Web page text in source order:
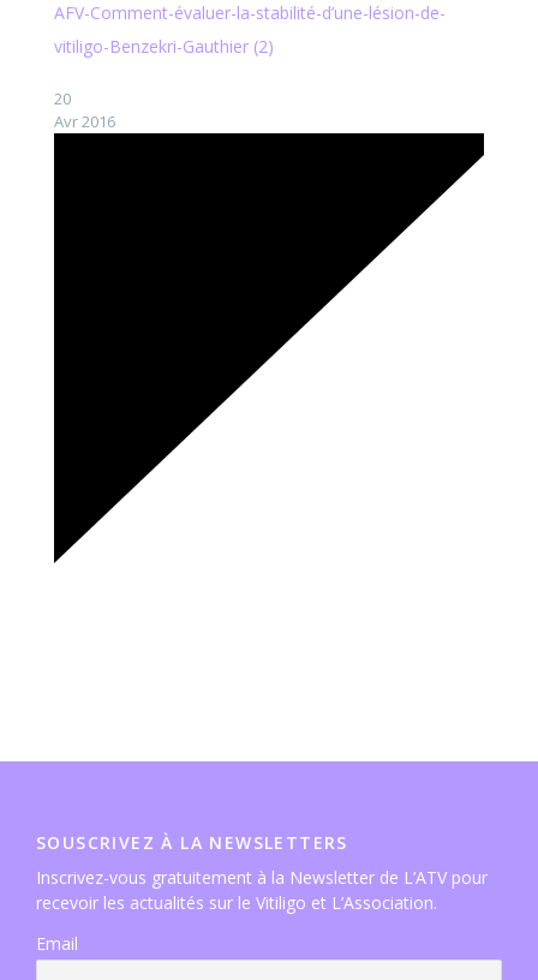
AFV-Comment-évaluer-la-stabilité-d’une-lésion-de-
vitiligo-Benzekri-Gauthier (2)
20
Avr 2016
SOUSCRIVEZ À LA NEWSLETTERS
Inscrivez-vous gratuitement à la Newsletter de L’ATV pour
recevoir les actualités sur le Vitiligo et L’Association.
Email